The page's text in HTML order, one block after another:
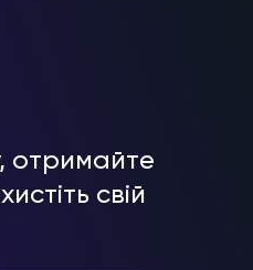
отримайте
свій